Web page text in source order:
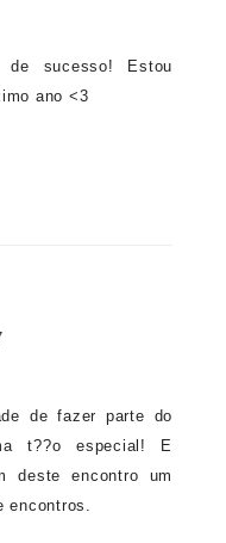
de sucesso! Estou
ano <3
de fazer parte do
t??o especial! E
deste encontro um
encontros.